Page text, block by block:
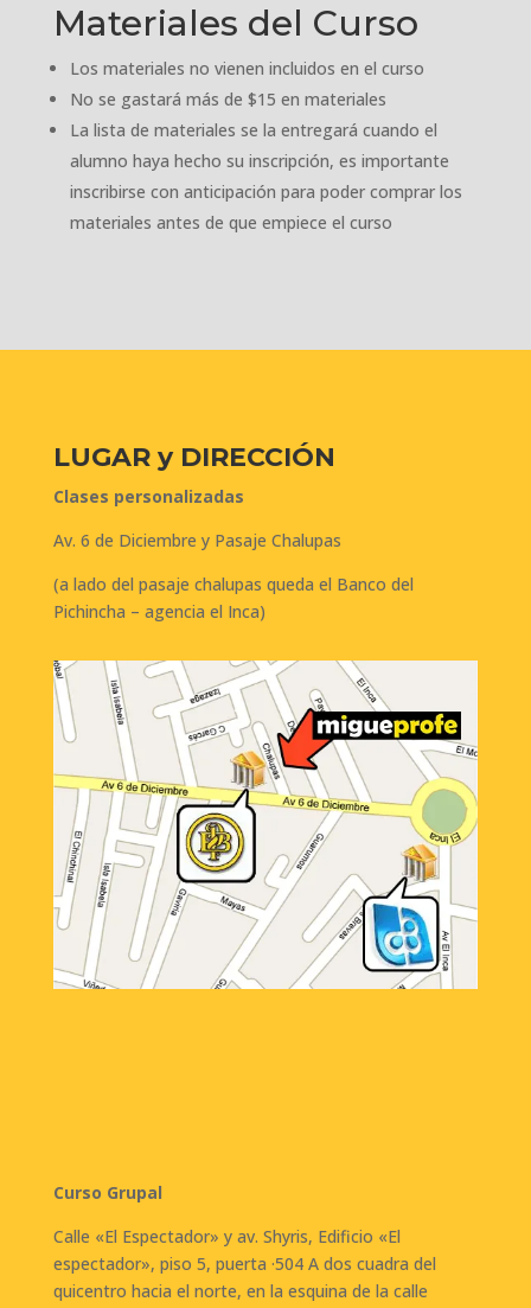
Materiales del Curso
Los materiales no vienen incluidos en el curso
No se gastará más de $15 en materiales
La lista de materiales se la entregará cuando el
alumno haya hecho su inscripción, es importante
inscribirse con anticipación para poder comprar los
materiales antes de que empiece el curso
LUGAR y DIRECCIÓN
Clases personalizadas
Av. 6 de Diciembre y Pasaje Chalupas
(a lado del pasaje chalupas queda el Banco del
Pichincha – agencia el Inca)
Curso Grupal
Calle «El Espectador» y av. Shyris, Edificio «El
espectador», piso 5, puerta ·504 A dos cuadra del
quicentro hacia el norte, en la esquina de la calle